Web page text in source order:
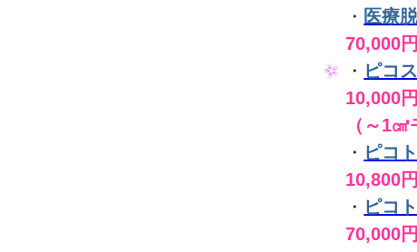
・ 医療
70,000
・ ピコ
10,000
（～1
・ ピコ
10,800
・ ピコ
70,000